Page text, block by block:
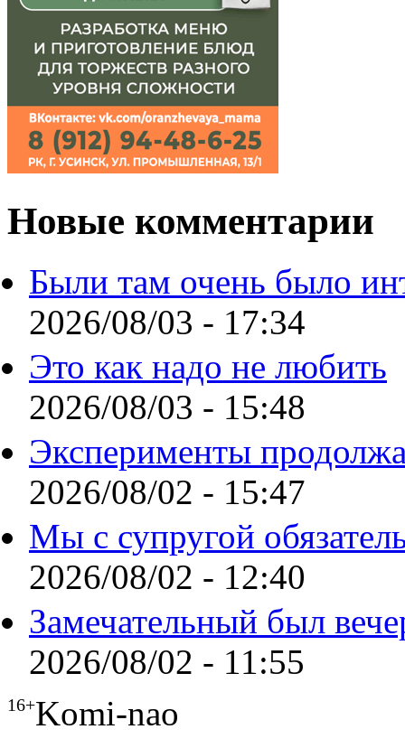
Новые комментарии
Были там очень было
2026/08/03 - 17:34
Это как надо не любить
2026/08/03 - 15:48
Эксперименты
2026/08/02 - 15:47
Мы с супругой
2026/08/02 - 12:40
Замечательный был
2026/08/02 - 11:55
16+Komi-nao